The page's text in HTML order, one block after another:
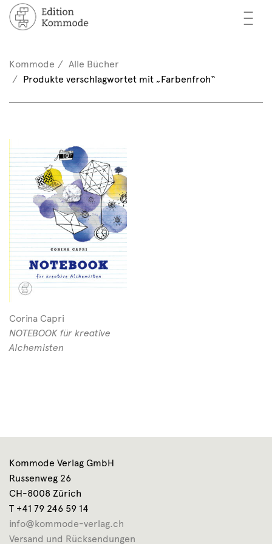
—
—
—
/ Registrieren
(0)
Kommode
Alle Bücher
Produkte verschlagwortet mit „Farbenfroh“
Corina Capri
NOTEBOOK für kreative
Alchemisten
Kommode Verlag GmbH
Russenweg 26
CH-8008 Zürich
T +41 79 246 59 14
info@kommode-verlag.ch
Versand und Rücksendungen